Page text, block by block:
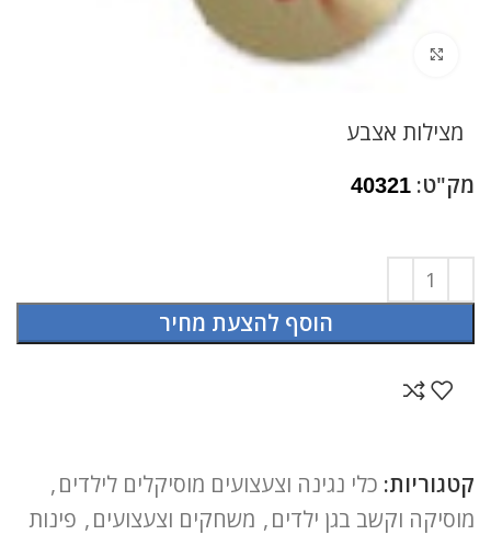
לחץ להגדלה
מצילות אצבע
מק"ט: 40321
הוסף להצעת מחיר
קטגוריות: כלי נגינה וצעצועים מוסיקלים לילדים,
מוסיקה וקשב בגן ילדים, משחקים וצעצועים, פינות